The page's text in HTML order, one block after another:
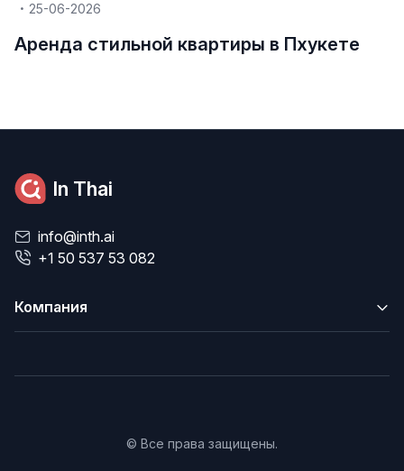
25-06-2026
Аренда стильной квартиры в Пхукете
In Thai
info@inth.ai
+1 50 537 53 082
Компания
© Все права защищены.